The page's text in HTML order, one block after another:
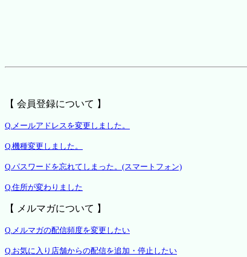
【 会員登録について 】
Q.メールアドレスを変更しました。
Q.機種変更しました。
Q.パスワードを忘れてしまった。(スマートフォン)
Q.住所が変わりました
【 メルマガについて 】
Q.メルマガの配信頻度を変更したい
Q.お気に入り店舗からの配信を追加・停止したい